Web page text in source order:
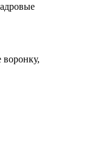
воронку,